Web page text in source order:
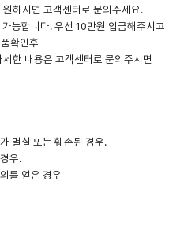
하시면 고객센터로 문의주세요.
능합니다. 우선 10만원 입금해주시고
확인후
한 내용은 고객센터로 문의주시면
멸실 또는 훼손된 경우.
우.
를 얻은 경우